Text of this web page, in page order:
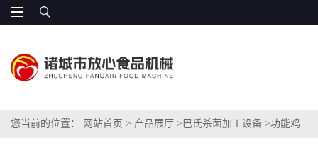
您当前的位置： 网站首页 > 产品展厅 > 巴氏杀菌加工设备 >功能鸡